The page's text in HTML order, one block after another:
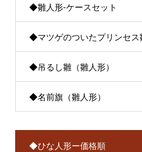
◆雛人形-ケースセット
◆マツゲのついたプリンセス
◆吊るし雛（雛人形）
◆名前旗（雛人形）
◆ひな人形ー価格順